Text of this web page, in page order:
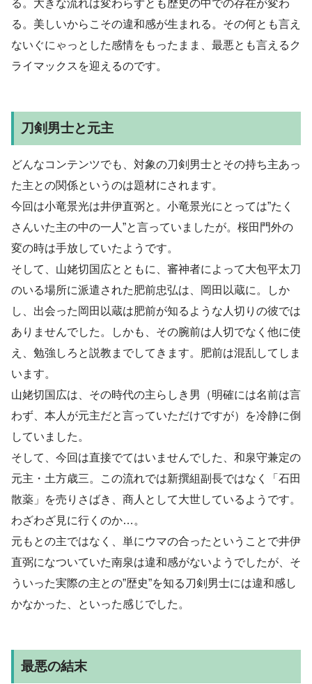
る。大きな流れは変わらずとも歴史の中での存在が変わ
る。美しいからこその違和感が生まれる。その何とも言え
ないぐにゃっとした感情をもったまま、最悪とも言えるク
ライマックスを迎えるのです。
刀剣男士と元主
どんなコンテンツでも、対象の刀剣男士とその持ち主あっ
た主との関係というのは題材にされます。
今回は小竜景光は井伊直弼と。小竜景光にとっては”たく
さんいた主の中の一人”と言っていましたが。桜田門外の
変の時は手放していたようです。
そして、山姥切国広とともに、審神者によって大包平太刀
のいる場所に派遣された肥前忠弘は、岡田以蔵に。しか
し、出会った岡田以蔵は肥前が知るような人切りの彼では
ありませんでした。しかも、その腕前は人切でなく他に使
え、勉強しろと説教までしてきます。肥前は混乱してしま
います。
山姥切国広は、その時代の主らしき男（明確には名前は言
わず、本人が元主だと言っていただけですが）を冷静に倒
していました。
そして、今回は直接でてはいませんでした、和泉守兼定の
元主・土方歳三。この流れでは新撰組副長ではなく「石田
散薬」を売りさばき、商人として大世しているようです。
わざわざ見に行くのか…。
元もとの主ではなく、単にウマの合ったということで井伊
直弼になついていた南泉は違和感がないようでしたが、そ
ういった実際の主との”歴史”を知る刀剣男士には違和感し
かなかった、といった感じでした。
最悪の結末